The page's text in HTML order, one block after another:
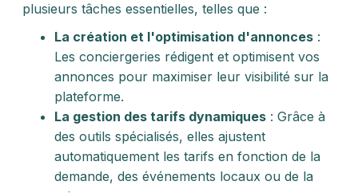
plusieurs tâches essentielles, telles que :
La création et l'optimisation d'annonces :
Les conciergeries rédigent et optimisent vos
annonces pour maximiser leur visibilité sur la
plateforme.
La gestion des tarifs dynamiques : Grâce à
des outils spécialisés, elles ajustent
automatiquement les tarifs en fonction de la
demande, des événements locaux ou de la